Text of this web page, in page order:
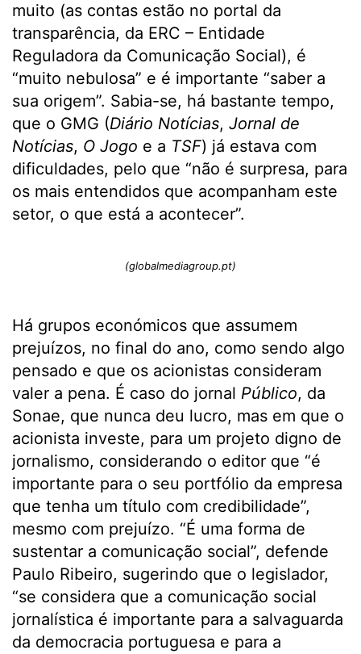
muito (as contas estão no portal da
transparência, da ERC – Entidade
Reguladora da Comunicação Social), é
“muito nebulosa” e é importante “saber a
sua origem”. Sabia-se, há bastante tempo,
que o GMG (Diário Notícias, Jornal de
Notícias, O Jogo e a TSF) já estava com
dificuldades, pelo que “não é surpresa, para
os mais entendidos que acompanham este
setor, o que está a acontecer”.
(globalmediagroup.pt)
Há grupos económicos que assumem
prejuízos, no final do ano, como sendo algo
pensado e que os acionistas consideram
valer a pena. É caso do jornal Público, da
Sonae, que nunca deu lucro, mas em que o
acionista investe, para um projeto digno de
jornalismo, considerando o editor que “é
importante para o seu portfólio da empresa
que tenha um título com credibilidade”,
mesmo com prejuízo. “É uma forma de
sustentar a comunicação social”, defende
Paulo Ribeiro, sugerindo que o legislador,
“se considera que a comunicação social
jornalística é importante para a salvaguarda
da democracia portuguesa e para a